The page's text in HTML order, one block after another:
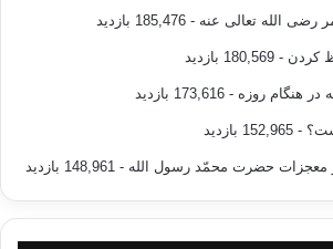
الله تعالی عنه - 185,476 بازدید
کردن - 180,569 بازدید
در هنگام روزه - 173,616 بازدید
- 152,965 بازدید
حضرت محمّد رسول الله - 148,961 بازدید